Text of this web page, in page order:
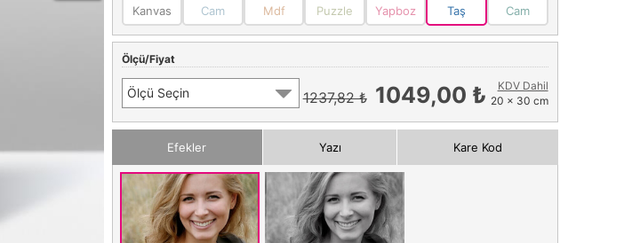
Kanvas Cam Mdf Puzzle Yapboz Taş Cam
Ölçü/Fiyat
Ölçü Seçin 1237,82 ₺ 1049,00 ₺
KDV Dahil
20 x 30 cm
Efekler Yazı Kare Kod